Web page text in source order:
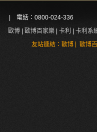
| 電話：0800-024-336
歐博
歐博百家樂 卡利
卡利系
友站連結： 歐博| 歐博